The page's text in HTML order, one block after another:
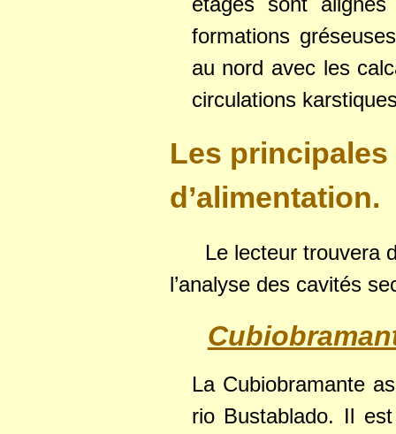
formations
au nord avec les
circulations
Les
d’alimentation.
Le lecteur trouvera
l’analyse des cavités
La Cubiobramante
rio Bustablado. Il